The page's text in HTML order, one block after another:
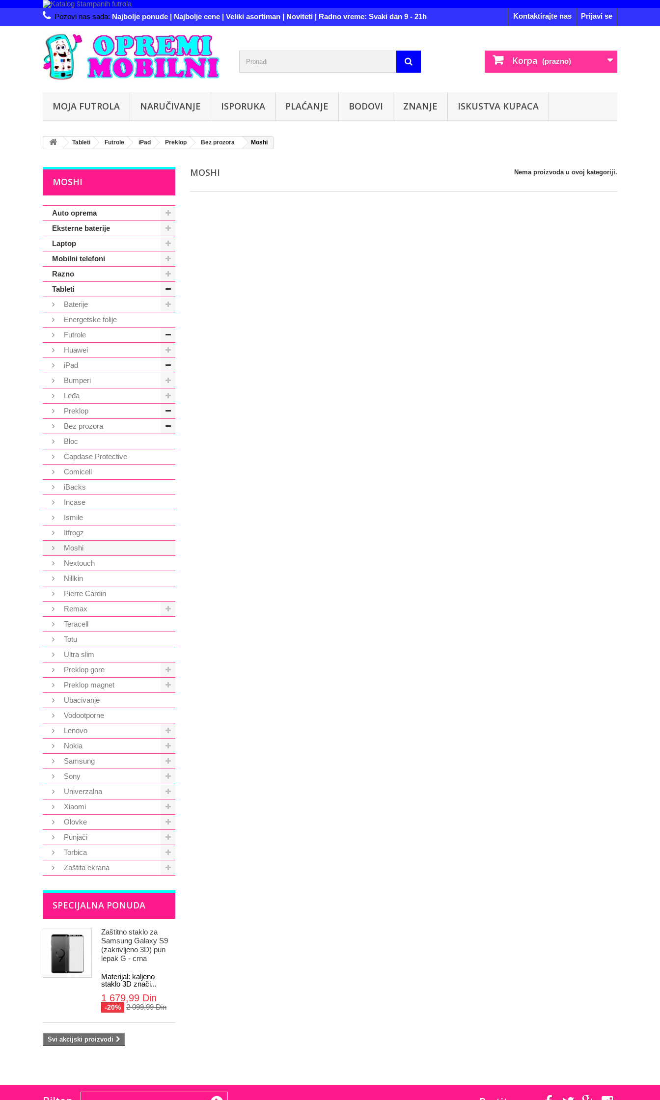
Prijavi se
Kontaktirajte nas
Pozovi nas sada: Najbolje ponude | Najbolje cene | Veliki asortiman | Noviteti | Radno vreme: Svaki dan 9 - 21h
Korpa (prazno)
MOJA FUTROLA NARUČIVANJE ISPORUKA PLAĆANJE BODOVI ZNANJE ISKUSTVA KUPACA
Tableti Futrole iPad Preklop Bez prozora Moshi
MOSHI
Auto oprema
Eksterne baterije
Laptop
Mobilni telefoni
Razno
Tableti
Baterije
Energetske folije
Futrole
Huawei
iPad
Bumperi
Leđa
Preklop
Bez prozora
Bloc
Capdase Protective
Comicell
iBacks
Incase
Ismile
Itfrogz
Moshi
Nextouch
Nillkin
Pierre Cardin
Remax
Teracell
Totu
Ultra slim
Preklop gore
Preklop magnet
Ubacivanje
Vodootporne
Lenovo
Nokia
Samsung
Sony
Univerzalna
Xiaomi
Olovke
Punjači
Torbica
Zaštita ekrana
SPECIJALNA PONUDA
Zaštitno staklo za
Samsung Galaxy S9
(zakrivljeno 3D) pun
lepak G - crna
Materijal: kaljeno
staklo 3D znači...
1 679,99 Din
-20% 2 099,99 Din
Svi akcijski proizvodi
MOSHI Nema proizvoda u ovoj kategoriji.